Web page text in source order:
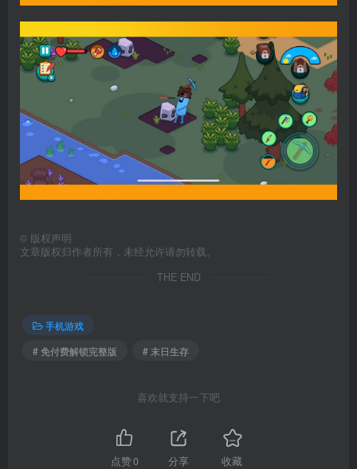
© 版权声明
文章版权归作者所有，未经允许请勿转载。
THE END
手机游戏
# 免付费解锁完整版
# 末日生存
喜欢就支持一下吧
点赞0 分享 收藏